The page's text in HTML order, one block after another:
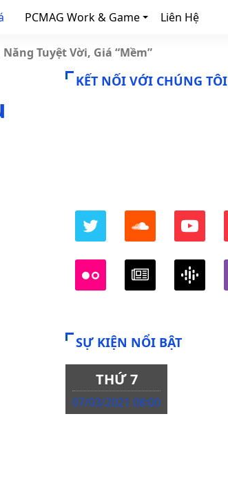
PCMAG Work & Game Liên Hệ
Tuyệt Vời, Giá “Mềm”
KẾT NỐI VỚI CHÚNG TÔI
SỰ KIỆN NỔI BẬT
THỨ 7
07/03/2021 08:00